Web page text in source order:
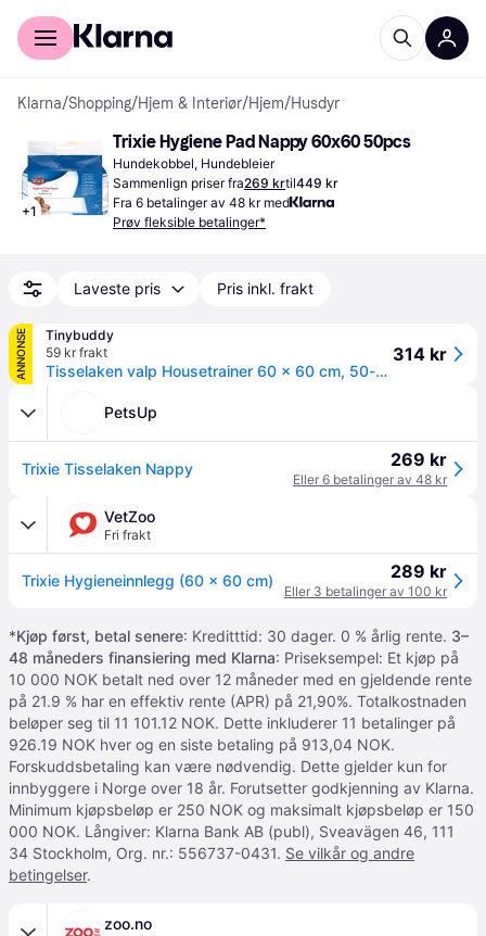
For kunder
Klarna/Shopping/Hjem & Interiør/Hjem/Husdyr
+1
Trixie Hygiene Pad Nappy 60x60 50pcs
Hundekobbel, Hundebleier
Sammenlign priser fra269 krtil449 kr
Fra 6 betalinger av 48 kr med
Prøv fleksible betalinger*
Laveste pris Pris inkl. frakt
ANNONSE
Tinybuddy
59 kr frakt
Tisselaken valp Housetrainer 60 × 60 cm, 50-pakning
314 kr
PetsUp
Trixie Tisselaken Nappy 269 kr
Eller 6 betalinger av 48 kr
VetZoo
Fri frakt
Trixie Hygieneinnlegg (60 x 60 cm) 289 kr
Eller 3 betalinger av 100 kr
*Kjøp først, betal senere: Kreditttid: 30 dager. 0 % årlig rente. 3–
48 måneders finansiering med Klarna: Priseksempel: Et kjøp på
10 000 NOK betalt ned over 12 måneder med en gjeldende rente
på 21.9 % har en effektiv rente (APR) på 21,90%. Totalkostnaden
beløper seg til 11 101.12 NOK. Dette inkluderer 11 betalinger på
926.19 NOK hver og en siste betaling på 913,04 NOK.
Forskuddsbetaling kan være nødvendig. Dette gjelder kun for
innbyggere i Norge over 18 år. Forutsetter godkjenning av Klarna.
Minimum kjøpsbeløp er 250 NOK og maksimalt kjøpsbeløp er 150
000 NOK. Långiver: Klarna Bank AB (publ), Sveavägen 46, 111
34 Stockholm, Org. nr.: 556737-0431. Se vilkår og andre
betingelser.
zoo.no